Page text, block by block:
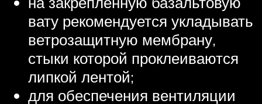
вату рекомендуется укладывать
ветрозащитную мембрану,
стыки которой проклеиваются
липкой лентой;
для обеспечения вентиляции